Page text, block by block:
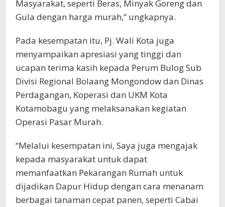
Masyarakat, seperti Beras, Minyak Goreng dan
Gula dengan harga murah,” ungkapnya.
Pada kesempatan itu, Pj. Wali Kota juga
menyampaikan apresiasi yang tinggi dan
ucapan terima kasih kepada Perum Bulog Sub
Divisi Regional Bolaang Mongondow dan Dinas
Perdagangan, Koperasi dan UKM Kota
Kotamobagu yang melaksanakan kegiatan
Operasi Pasar Murah.
“Melalui kesempatan ini, Saya juga mengajak
kepada masyarakat untuk dapat
memanfaatkan Pekarangan Rumah untuk
dijadikan Dapur Hidup dengan cara menanam
berbagai tanaman cepat panen, seperti Cabai